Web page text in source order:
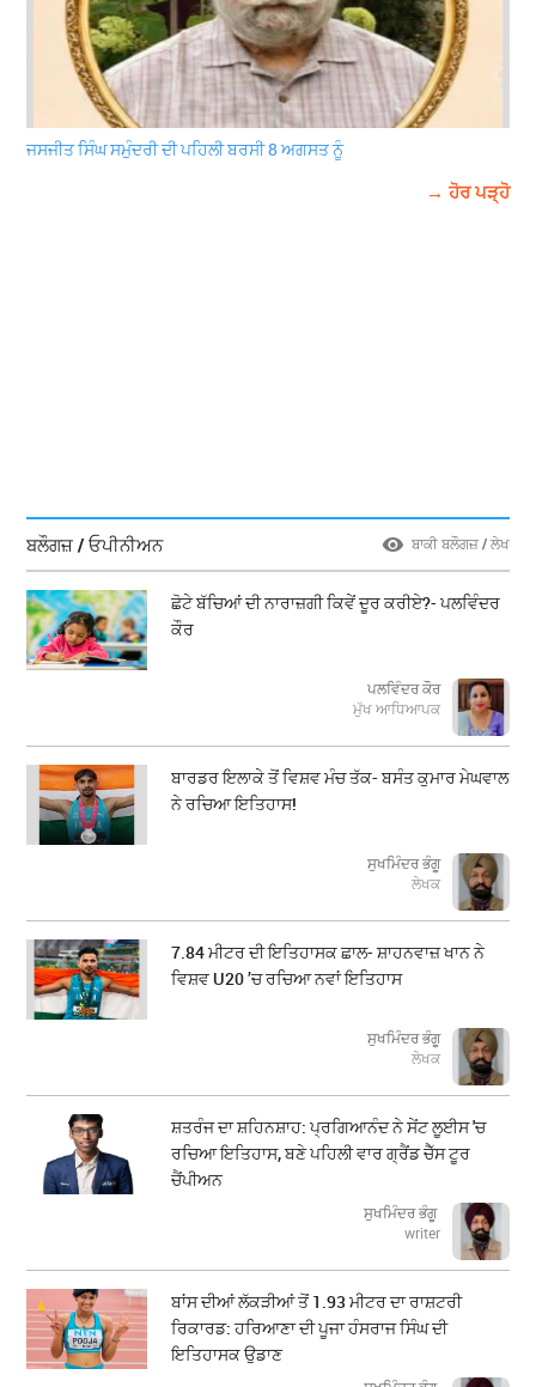
ਜਸਜੀਤ ਸਿੰਘ ਸਮੁੰਦਰੀ ਦੀ ਪਹਿਲੀ ਬਰਸੀ 8 ਅਗਸਤ ਨੂੰ
→ ਹੋਰ ਪੜ੍ਹੋ
ਬਲੌਗਜ਼ / ਓਪੀਨੀਅਨ ਬਾਕੀ ਬਲੌਗਜ਼ / ਲੇਖ
ਛੋਟੇ ਬੱਚਿਆਂ ਦੀ ਨਾਰਾਜ਼ਗੀ ਕਿਵੇਂ ਦੂਰ ਕਰੀਏ?- ਪਲਵਿੰਦਰ
ਕੌਰ
ਪਲਵਿੰਦਰ ਕੌਰ
ਮੁੱਖ ਆਧਿਆਪਕ
ਬਾਰਡਰ ਇਲਾਕੇ ਤੋਂ ਵਿਸ਼ਵ ਮੰਚ ਤੱਕ- ਬਸੰਤ ਕੁਮਾਰ ਮੇਘਵਾਲ
ਨੇ ਰਚਿਆ ਇਤਿਹਾਸ!
ਸੁਖਮਿੰਦਰ ਭੰਗੂ
ਲੇਖਕ
7.84 ਮੀਟਰ ਦੀ ਇਤਿਹਾਸਕ ਛਾਲ- ਸ਼ਾਹਨਵਾਜ਼ ਖਾਨ ਨੇ
ਵਿਸ਼ਵ U20 ’ਚ ਰਚਿਆ ਨਵਾਂ ਇਤਿਹਾਸ
ਸੁਖਮਿੰਦਰ ਭੰਗੂ
ਲੇਖਕ
ਸ਼ਤਰੰਜ ਦਾ ਸ਼ਹਿਨਸ਼ਾਹ: ਪ੍ਰਗਿਆਨੰਦ ਨੇ ਸੇਂਟ ਲੂਈਸ 'ਚ
ਰਚਿਆ ਇਤਿਹਾਸ, ਬਣੇ ਪਹਿਲੀ ਵਾਰ ਗ੍ਰੈਂਡ ਚੈੱਸ ਟੂਰ
ਚੈਂਪੀਅਨ
ਸੁਖਮਿੰਦਰ ਭੰਗੂ
writer
ਬਾਂਸ ਦੀਆਂ ਲੱਕੜੀਆਂ ਤੋਂ 1.93 ਮੀਟਰ ਦਾ ਰਾਸ਼ਟਰੀ
ਰਿਕਾਰਡ: ਹਰਿਆਣਾ ਦੀ ਪੂਜਾ ਹੰਸਰਾਜ ਸਿੰਘ ਦੀ
ਇਤਿਹਾਸਕ ਉਡਾਣ